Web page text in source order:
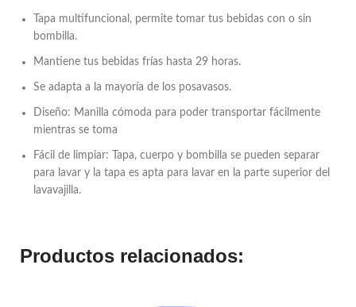
Tapa multifuncional, permite tomar tus bebidas con o sin
bombilla.
Mantiene tus bebidas frías hasta 29 horas.
Se adapta a la mayoría de los posavasos.
Diseño: Manilla cómoda para poder transportar fácilmente
mientras se toma
Fácil de limpiar: Tapa, cuerpo y bombilla se pueden separar
para lavar y la tapa es apta para lavar en la parte superior del
lavavajilla.
Productos relacionados: